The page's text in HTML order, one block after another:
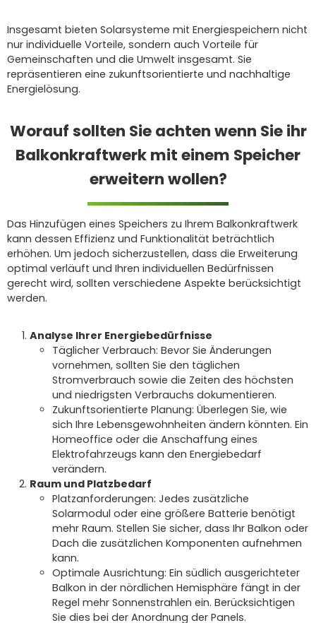
Insgesamt bieten Solarsysteme mit Energiespeichern nicht
nur individuelle Vorteile, sondern auch Vorteile für
Gemeinschaften und die Umwelt insgesamt. Sie
repräsentieren eine zukunftsorientierte und nachhaltige
Energielösung.
Worauf sollten Sie achten wenn Sie ihr
Balkonkraftwerk mit einem Speicher
erweitern wollen?
Das Hinzufügen eines Speichers zu Ihrem Balkonkraftwerk
kann dessen Effizienz und Funktionalität beträchtlich
erhöhen. Um jedoch sicherzustellen, dass die Erweiterung
optimal verläuft und Ihren individuellen Bedürfnissen
gerecht wird, sollten verschiedene Aspekte berücksichtigt
werden.
Analyse Ihrer Energiebedürfnisse
Täglicher Verbrauch: Bevor Sie Änderungen
vornehmen, sollten Sie den täglichen
Stromverbrauch sowie die Zeiten des höchsten
und niedrigsten Verbrauchs dokumentieren.
Zukunftsorientierte Planung: Überlegen Sie, wie
sich Ihre Lebensgewohnheiten ändern könnten. Ein
Homeoffice oder die Anschaffung eines
Elektrofahrzeugs kann den Energiebedarf
verändern.
Raum und Platzbedarf
Platzanforderungen: Jedes zusätzliche
Solarmodul oder eine größere Batterie benötigt
mehr Raum. Stellen Sie sicher, dass Ihr Balkon oder
Dach die zusätzlichen Komponenten aufnehmen
kann.
Optimale Ausrichtung: Ein südlich ausgerichteter
Balkon in der nördlichen Hemisphäre fängt in der
Regel mehr Sonnenstrahlen ein. Berücksichtigen
Sie dies bei der Anordnung der Panels.